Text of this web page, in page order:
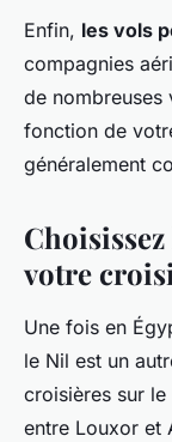
Enfin, les vols
compagnies
de nombreuses
fonction de
généralement
votre
Une fois en
le Nil est un
croisières sur
entre Louxor et